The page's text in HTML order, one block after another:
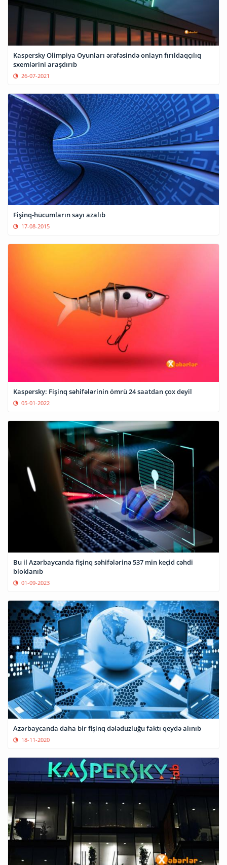
Kaspersky Olimpiya Oyunları ərəfəsində onlayn fırıldaqçılıq
sxemlərini araşdırıb
26-07-2021
Fişinq-hücumların sayı azalıb
17-08-2015
Kaspersky: Fişinq səhifələrinin ömrü 24 saatdan çox deyil
05-01-2022
Bu il Azərbaycanda fişinq səhifələrinə 537 min keçid cəhdi
bloklanıb
01-09-2023
Azərbaycanda daha bir fişinq dələduzluğu faktı qeydə alınıb
18-11-2020